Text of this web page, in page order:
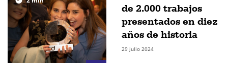
de 2.000 trabajos
presentados en diez
años de historia
29 julio 2024